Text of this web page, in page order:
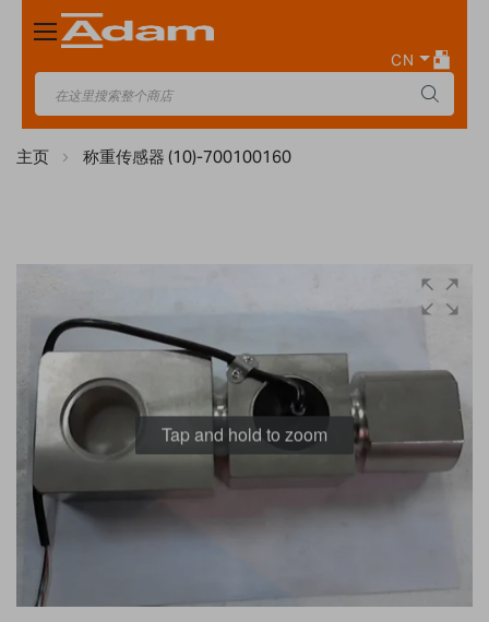
Toggle
Nav
CN
主页 称重传感器 (10)-700100160
end
the
images
gallery
Tap and hold to zoom